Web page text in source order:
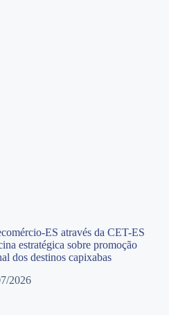
ES através da CET-ES
estratégica sobre promoção
dos destinos capixabas
2026